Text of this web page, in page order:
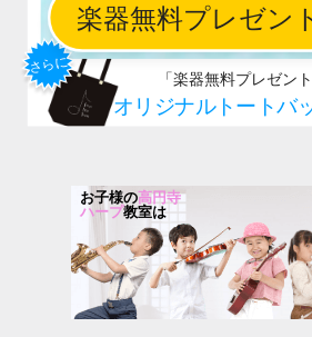
お子様の高円寺
ハープ教室は